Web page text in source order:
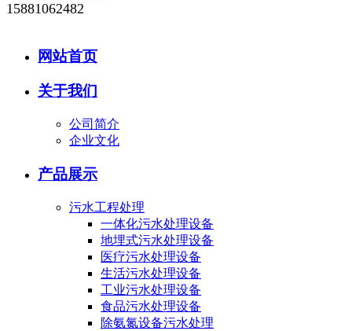
15881062482
网站首页
关于我们
公司简介
企业文化
产品展示
污水工程处理
一体化污水处理设备
地埋式污水处理设备
医疗污水处理设备
生活污水处理设备
工业污水处理设备
食品污水处理设备
除氨氮设备污水处理